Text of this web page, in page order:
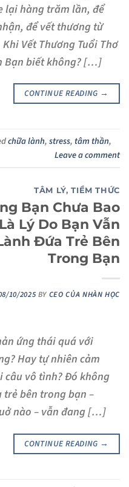
lại hàng trăm lần, để
để vết thương từ
Vết Thương Tuổi Thơ
Bạn biết không? […]
CONTINUE READING →
chữa lành,stress, tâm thần,
Leave a comment
TÂM LÝ,TIỀM THỨC
Bạn Chưa Bao
Lý Do Bạn Vẫn
Đứa Trẻ Bên
Trong Bạn
10/2025 BY CEO CỦA NHÀN HỌC
ứng thái quá với
Hay tự nhiên cảm
vô tình? Đó không
bên trong bạn –
nào – vẫn đang […]
CONTINUE READING →